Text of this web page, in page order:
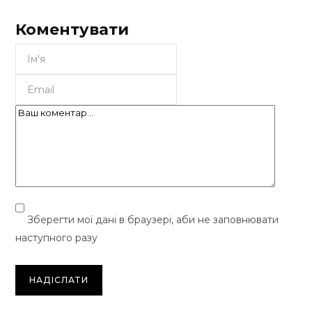
Коментувати
Зберегти мої дані в браузері, аби не заповнювати
наступного разу